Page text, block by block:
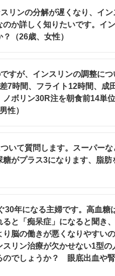
リンの分解が遅くなり、イン
か詳しく知りたいです。イ
（26歳、女性）
すが、インスリンの調整につ
7時間、フライト12時間、成
ボリン30R注を朝食前14単
性）
いて質問します。スーパーな
がプラス3になります、脂
年になる主婦です。高血糖
と「痴呆症」になると聞き
脳の働きが悪くなりやすい
リン治療が欠かせない1型
のでしょうか？ 眼底出血や